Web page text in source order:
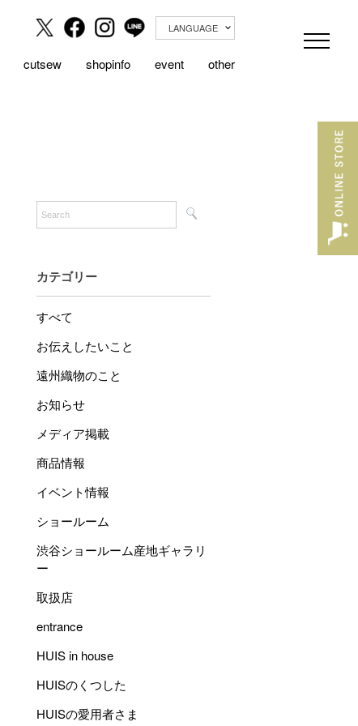
LANGUAGE
cutsew shopinfo event other
カテゴリー
すべて
お伝えしたいこと
遠州織物のこと
お知らせ
メディア掲載
商品情報
イベント情報
ショールーム
渋谷ショールーム産地ギャラリ
ー
取扱店
entrance
HUIS in house
HUISのくつした
HUISの愛用者さま